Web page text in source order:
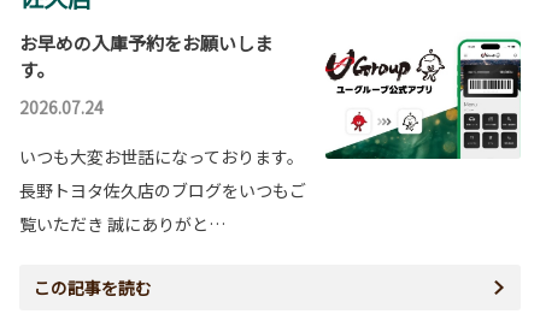
お早めの入庫予約をお願いしま
す。
2026.07.24
いつも大変お世話になっております。
長野トヨタ佐久店のブログをいつもご
覧いただき 誠にありがと…
この記事を読む